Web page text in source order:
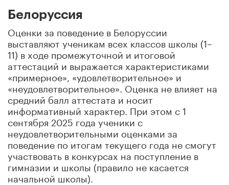
Белоруссия
Оценки за поведение в Белоруссии
выставляют ученикам всех классов школы (1–
11) в ходе промежуточной и итоговой
аттестаций и выражается характеристиками
«примерное», «удовлетворительное» и
«неудовлетворительное». Оценка не влияет на
средний балл аттестата и носит
информативный характер. При этом с 1
сентября 2025 года ученики с
неудовлетворительными оценками за
поведение по итогам текущего года не смогут
участвовать в конкурсах на поступление в
гимназии и школы (правило не касается
начальной школы).